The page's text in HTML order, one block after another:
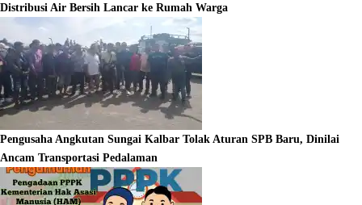
Distribusi Air Bersih Lancar ke Rumah Warga
Pengusaha Angkutan Sungai Kalbar Tolak Aturan SPB Baru, Dinilai
Ancam Transportasi Pedalaman